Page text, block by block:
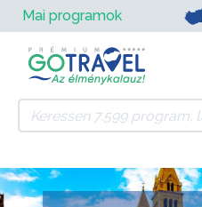
Mai programok